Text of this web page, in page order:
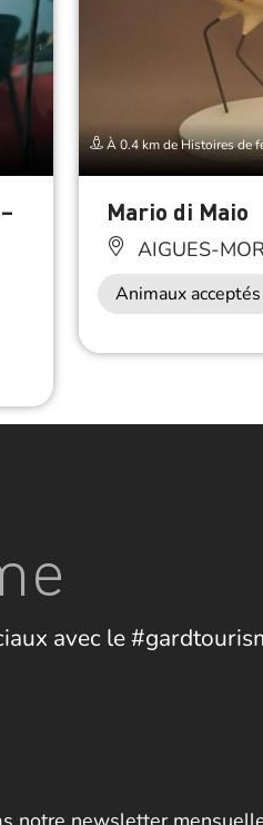
À 0.4 km de Histoires de
Mario di Maio
AIGUES-
Animaux acceptés
avec le